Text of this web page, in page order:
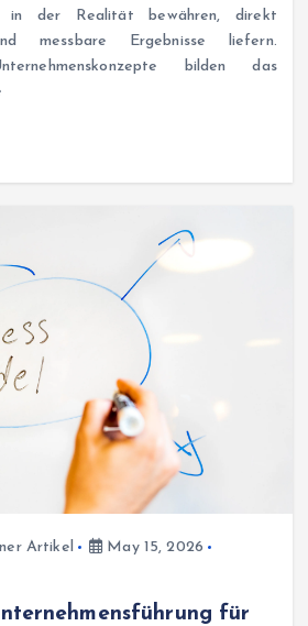
in der Realität bewähren, direkt
messbare Ergebnisse liefern.
bilden das
Artikel
May 15, 2026
für